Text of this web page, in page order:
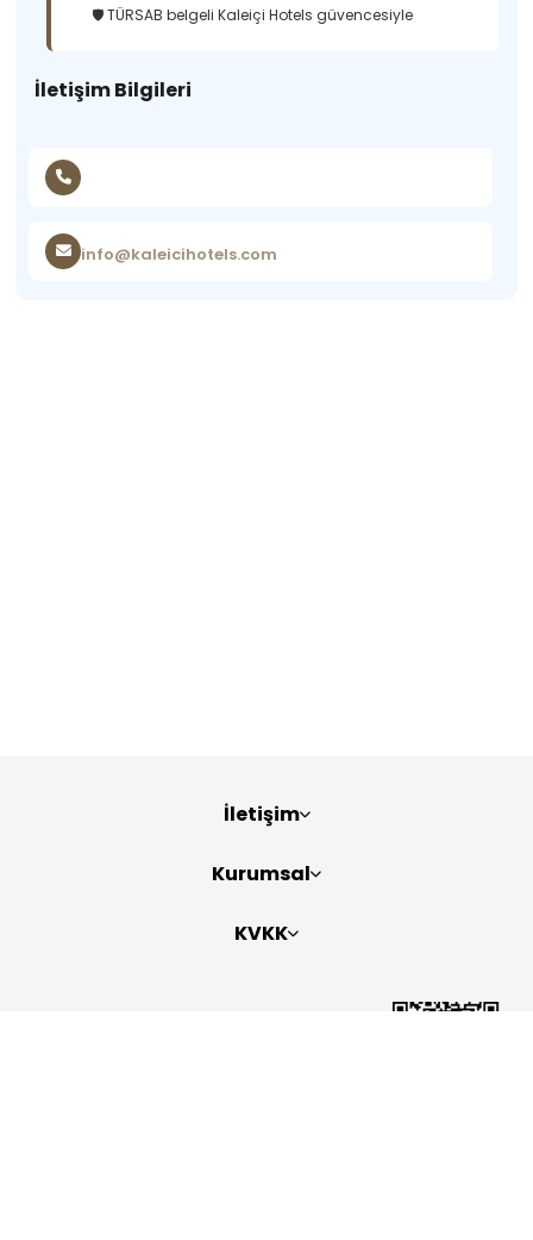
🛡️ TÜRSAB belgeli Kaleiçi Hotels güvencesiyle
İletişim Bilgileri
info@kaleicihotels.com
İletişim
Kurumsal
KVKK